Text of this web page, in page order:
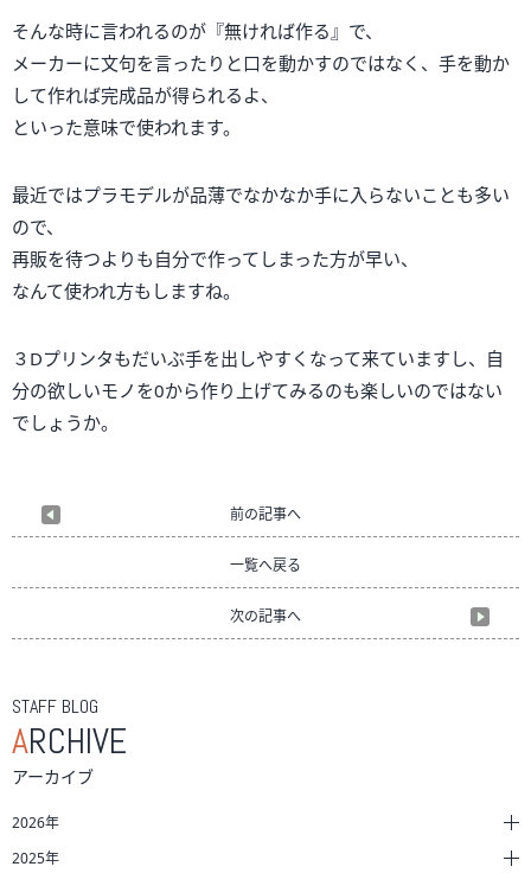
そんな時に言われるのが『無ければ作る』で、
メーカーに文句を言ったりと口を動かすのではなく、手を動か
して作れば完成品が得られるよ、
といった意味で使われます。
最近ではプラモデルが品薄でなかなか手に入らないことも多い
ので、
再販を待つよりも自分で作ってしまった方が早い、
なんて使われ方もしますね。
３Dプリンタもだいぶ手を出しやすくなって来ていますし、自
分の欲しいモノを0から作り上げてみるのも楽しいのではない
でしょうか。
前の記事へ
一覧へ戻る
次の記事へ
STAFF BLOG
ARCHIVE
アーカイブ
2026年
2025年